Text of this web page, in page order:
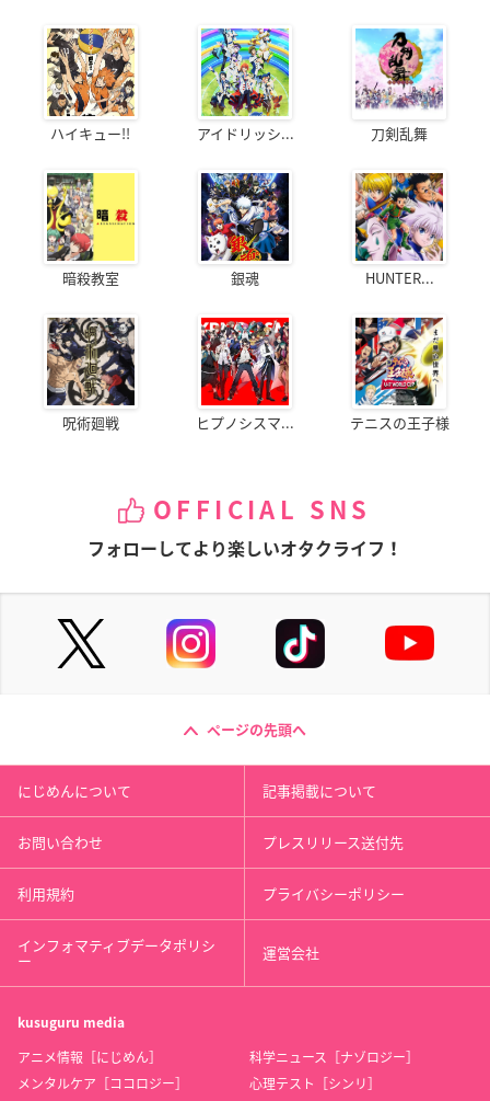
ハイキュー!! アイドリッシ... 刀剣乱舞
暗殺教室 銀魂 HUNTER...
呪術廻戦 ヒプノシスマ... テニスの王子様
OFFICIAL SNS
フォローしてより楽しいオタクライフ！
ページの先頭へ
にじめんについて 記事掲載について
お問い合わせ プレスリリース送付先
利用規約 プライバシーポリシー
インフォマティブデータポリシ
ー 運営会社
kusuguru media
アニメ情報［にじめん］
科学ニュース［ナゾロジー］
メンタルケア［ココロジー］
心理テスト［シンリ］